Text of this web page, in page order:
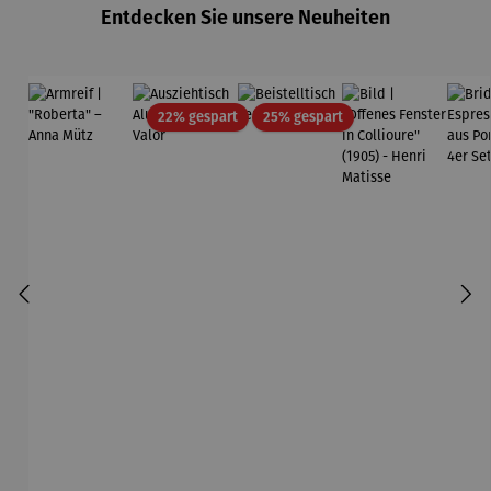
Entdecken Sie unsere Neuheiten
22% gespartRabatt25% gespartRabatt